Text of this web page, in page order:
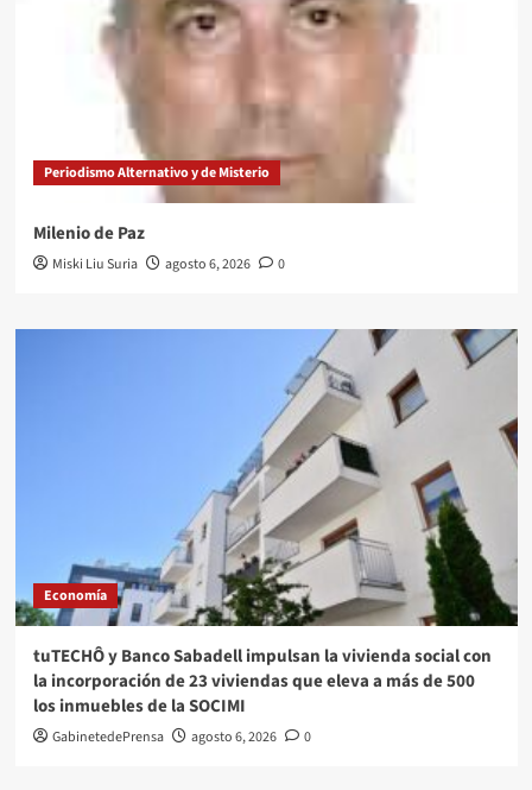
Periodismo Alternativo y de Misterio
Milenio de Paz
Miski Liu Suria agosto 6, 2026 0
Economía
tuTECHÔ y Banco Sabadell impulsan la vivienda social con
la incorporación de 23 viviendas que eleva a más de 500
los inmuebles de la SOCIMI
GabinetedePrensa agosto 6, 2026 0